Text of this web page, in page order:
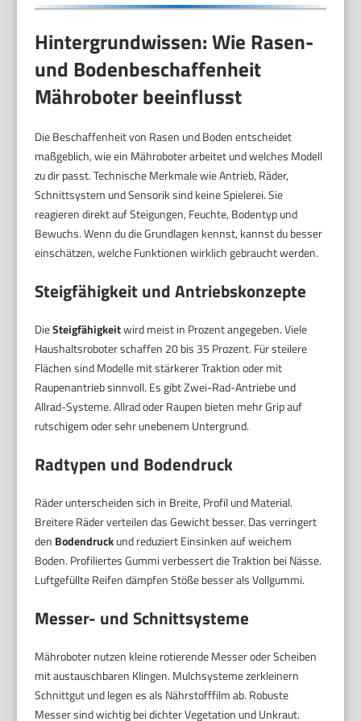
Hintergrundwissen: Wie Rasen-
und Bodenbeschaffenheit
Mähroboter beeinflusst
Die Beschaffenheit von Rasen und Boden entscheidet
maßgeblich, wie ein Mähroboter arbeitet und welches Modell
zu dir passt. Technische Merkmale wie Antrieb, Räder,
Schnittsystem und Sensorik sind keine Spielerei. Sie
reagieren direkt auf Steigungen, Feuchte, Bodentyp und
Bewuchs. Wenn du die Grundlagen kennst, kannst du besser
einschätzen, welche Funktionen wirklich gebraucht werden.
Steigfähigkeit und Antriebskonzepte
DieSteigfähigkeitwird meist in Prozent angegeben. Viele
Haushaltsroboter schaffen 20 bis 35 Prozent. Für steilere
Flächen sind Modelle mit stärkerer Traktion oder mit
Raupenantrieb sinnvoll. Es gibt Zwei-Rad-Antriebe und
Allrad-Systeme. Allrad oder Raupen bieten mehr Grip auf
rutschigem oder sehr unebenem Untergrund.
Radtypen und Bodendruck
Räder unterscheiden sich in Breite, Profil und Material.
Breitere Räder verteilen das Gewicht besser. Das verringert
den Bodendruckund reduziert Einsinken auf weichem
Boden. Profiliertes Gummi verbessert die Traktion bei Nässe.
Luftgefüllte Reifen dämpfen Stöße besser als Vollgummi.
Messer- und Schnittsysteme
Mähroboter nutzen kleine rotierende Messer oder Scheiben
mit austauschbaren Klingen. Mulchsysteme zerkleinern
Schnittgut und legen es als Nährstofffilm ab. Robuste
Messer sind wichtig bei dichter Vegetation und Unkraut.